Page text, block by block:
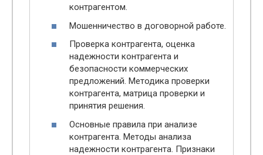
контрагентом.
Мошенничество в договорной работе.
Проверка контрагента, оценка
надежности контрагента и
безопасности коммерческих
предложений. Методика проверки
контрагента, матрица проверки и
принятия решения.
Основные правила при анализе
контрагента. Методы анализа
надежности контрагента. Признаки